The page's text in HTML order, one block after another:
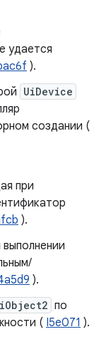
удается
).
UiDevice
создании (
при
).
).
по
( I5e071 ).